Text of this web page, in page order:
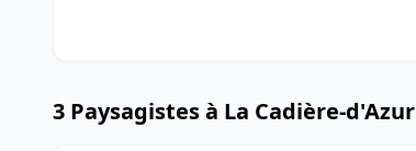
3 Paysagistes à La Cadière-d'Azur